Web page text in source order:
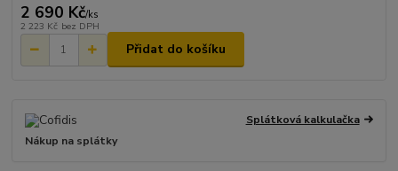
2 690 Kč/ks
2 223 Kč bez DPH
Přidat do košíku
Splátková kalkulačka
Nákup na splátky